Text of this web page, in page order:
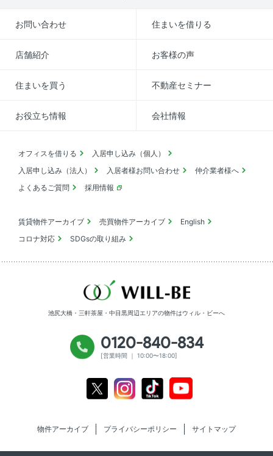
お問い合わせ 住まいを借りる
店舗紹介 お客様の声
住まいを買う 不動産セミナー
お役立ち情報 会社情報
オフィスを借りる
入居申し込み（個人）
入居申し込み（法人）
入居者様お問い合わせ
仲介業者様へ
よくあるご質問
採用情報
賃貸物件アーカイブ 売買物件アーカイブ
English
コロナ対応
SDGsの取り組み
池尻大橋・三軒茶屋・中目黒周辺エリアの物件はウィル・ビーへ
0120-840-834
[営業時間 ｜ 10:00〜18:00]
InstagramTiktok
物件アーカイブ プライバシーポリシー サイトマップ